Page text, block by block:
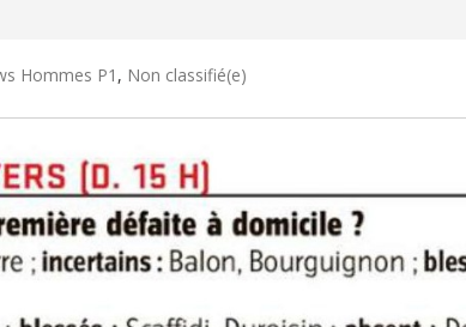
Hommes P1 , Non classifié(e)